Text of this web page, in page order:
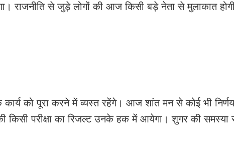
राजनीति से जुड़े लोगों की आज किसी बड़े नेता से मुलाकात
को पूरा करने में व्यस्त रहेंगे। आज शांत मन से कोई भी
किसी परीक्षा का रिजल्ट उनके हक में आयेगा। शुगर की समस्या